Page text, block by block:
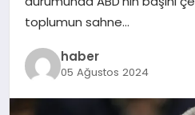
toplumun sahne…
haber
05 Ağustos 2024